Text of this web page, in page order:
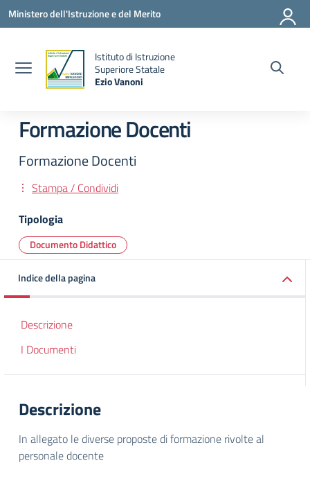
Vai ai contenuti
Vai al menu di navigazione
Vai al footer
Ministero dell'Istruzione e del Merito
Istituto di Istruzione
Superiore Statale
Ezio Vanoni
Formazione Docenti
Formazione Docenti
Stampa / Condividi
Tipologia
Documento Didattico
Indice della pagina
Descrizione
I Documenti
Descrizione
In allegato le diverse proposte di formazione rivolte al
personale docente